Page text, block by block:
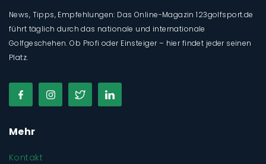
News, Tipps, Empfehlungen: Das Online-Magazin 123golfsport.de
führt täglich durch das nationale und internationale
Golfgeschehen. Ob Profi oder Einsteiger – hier findet jeder seinen
Platz.
Mehr
Kontakt